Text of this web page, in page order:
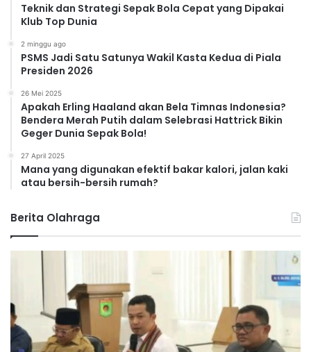
Teknik dan Strategi Sepak Bola Cepat yang Dipakai
Klub Top Dunia
2 minggu ago
PSMS Jadi Satu Satunya Wakil Kasta Kedua di Piala
Presiden 2026
26 Mei 2025
Apakah Erling Haaland akan Bela Timnas Indonesia?
Bendera Merah Putih dalam Selebrasi Hattrick Bikin
Geger Dunia Sepak Bola!
27 April 2025
Mana yang digunakan efektif bakar kalori, jalan kaki
atau bersih-bersih rumah?
Berita Olahraga